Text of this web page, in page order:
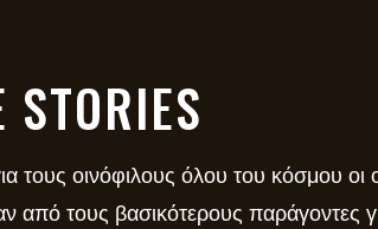
STORIES
οινόφιλους όλου του κόσμου οι
τους βασικότερους παράγοντες